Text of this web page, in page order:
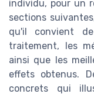
individu, pour un
sections
qu'il convient
traitement, les
ainsi que les
effets obtenus.
concrets qui